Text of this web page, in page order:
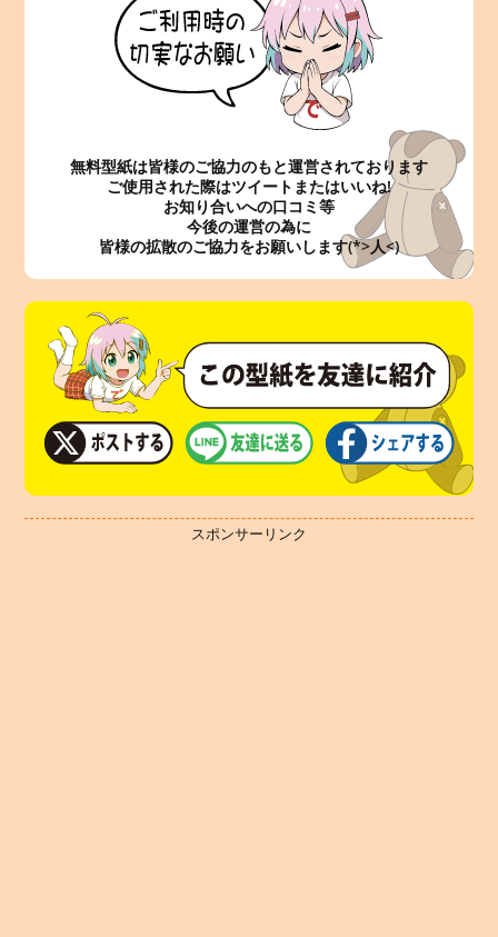
無料型紙は皆様のご協力のもと運営されております
ご使用された際はツイートまたはいいね!
お知り合いへの口コミ等
今後の運営の為に
皆様の拡散のご協力をお願いします(*>人<)
スポンサーリンク